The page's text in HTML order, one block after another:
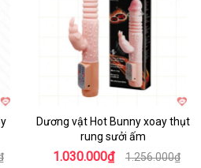
Dương vật Hot Bunny xoay thụt
rung sưởi ấm
1.030.000₫ 1.256.000₫